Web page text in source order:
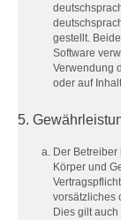
gestellt.
Software
Verwendung
oder auf
5.
Der
Körper und
vorsätzliches
Dies gilt